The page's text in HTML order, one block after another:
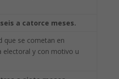
a catorce meses.
que se cometan en
electoral y con motivo u